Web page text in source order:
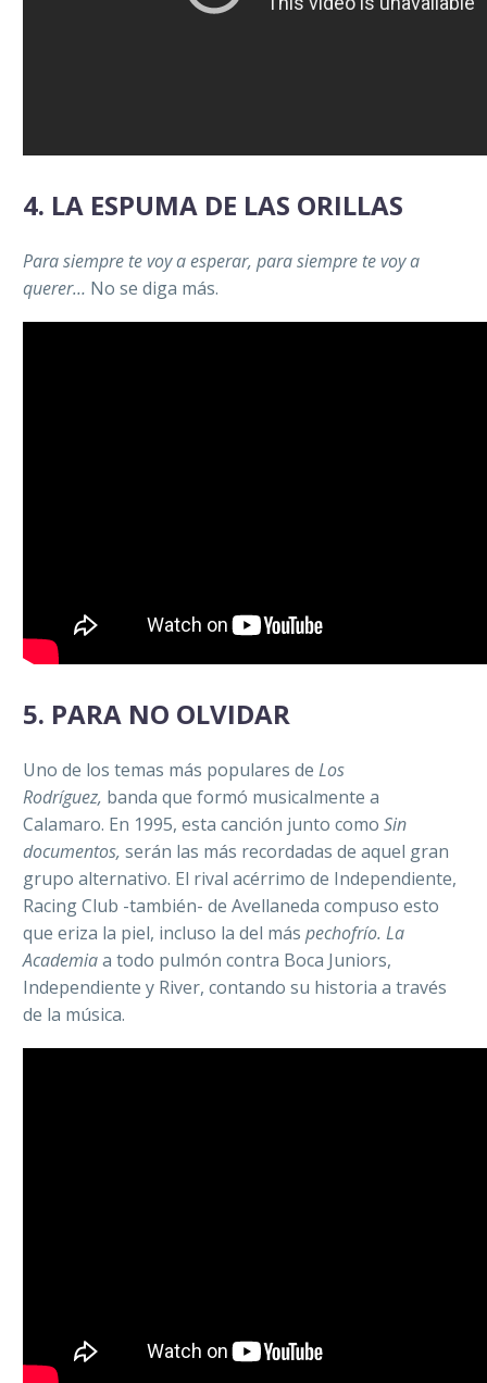
4. LA ESPUMA DE LAS ORILLAS
Para siempre te voy a esperar, para siempre te voy a
querer… No se diga más.
5. PARA NO OLVIDAR
Uno de los temas más populares de Los
Rodríguez, banda que formó musicalmente a
Calamaro. En 1995, esta canción junto como Sin
documentos, serán las más recordadas de aquel gran
grupo alternativo. El rival acérrimo de Independiente,
Racing Club -también- de Avellaneda compuso esto
que eriza la piel, incluso la del más pechofrío. La
Academiaa todo pulmón contra Boca Juniors,
Independiente y River, contando su historia a través
de la música.